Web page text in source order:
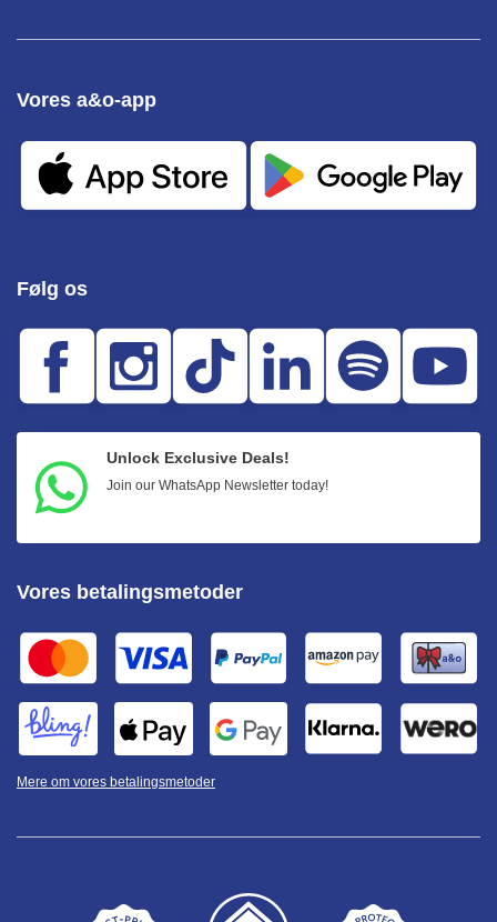
Følg os
Unlock Exclusive Deals!
Join our WhatsApp Newsletter today!
Vores a&o-app
Vores betalingsmetoder
Mere om vores betalingsmetoder